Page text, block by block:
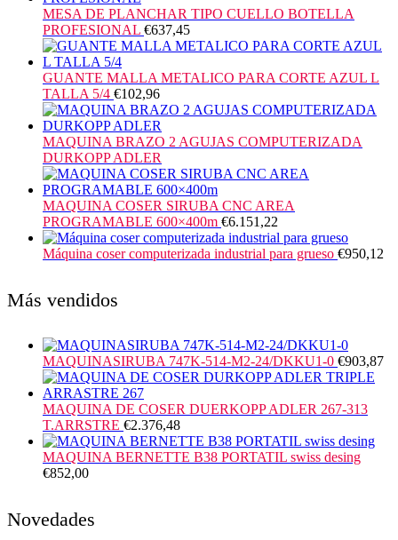
MESA DE PLANCHAR TIPO CUELLO BOTELLA
PROFESIONAL €637,45
GUANTE MALLA METALICO PARA CORTE AZUL L
TALLA 5/4 €102,96
MAQUINA BRAZO 2 AGUJAS COMPUTERIZADA
DURKOPP ADLER
MAQUINA COSER SIRUBA CNC AREA
PROGRAMABLE 600×400m €6.151,22
Máquina coser computerizada industrial para grueso €950,12
Más vendidos
MAQUINASIRUBA 747K-514-M2-24/DKKU1-0 €903,87
MAQUINA DE COSER DUERKOPP ADLER 267-313
T.ARRSTRE €2.376,48
MAQUINA BERNETTE B38 PORTATIL swiss desing
€852,00
Novedades